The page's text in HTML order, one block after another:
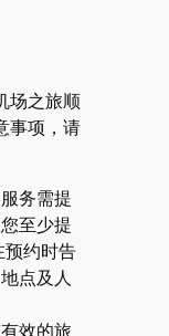
场之旅顺
事项，请
务需提
至少提
约时告
点及人
效的旅